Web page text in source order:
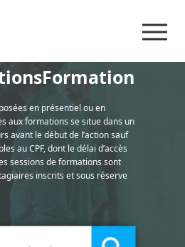
en présentiel ou en
aux formations se situe dans un
avant le début de l’action sauf
au CPF, dont le délai d’accès
sessions de formations sont
inscrits et sous réserve